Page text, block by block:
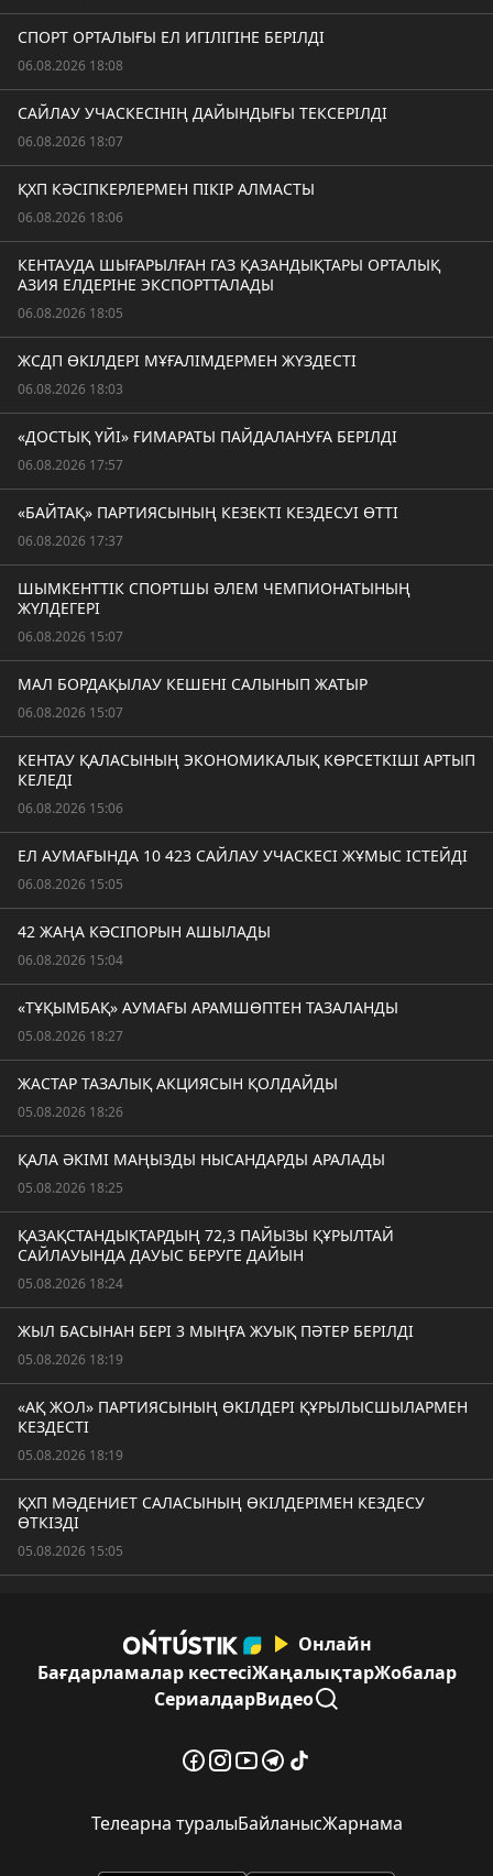
СПОРТ ОРТАЛЫҒЫ ЕЛ ИГІЛІГІНЕ БЕРІЛДІ
06.08.2026 18:08
САЙЛАУ УЧАСКЕСІНІҢ ДАЙЫНДЫҒЫ ТЕКСЕРІЛДІ
06.08.2026 18:07
ҚХП КӘСІПКЕРЛЕРМЕН ПІКІР АЛМАСТЫ
06.08.2026 18:06
КЕНТАУДА ШЫҒАРЫЛҒАН ГАЗ ҚАЗАНДЫҚТАРЫ ОРТАЛЫҚ
АЗИЯ ЕЛДЕРІНЕ ЭКСПОРТТАЛАДЫ
06.08.2026 18:05
ЖСДП ӨКІЛДЕРІ МҰҒАЛІМДЕРМЕН ЖҮЗДЕСТІ
06.08.2026 18:03
«ДОСТЫҚ ҮЙІ» ҒИМАРАТЫ ПАЙДАЛАНУҒА БЕРІЛДІ
06.08.2026 17:57
«БАЙТАҚ» ПАРТИЯСЫНЫҢ КЕЗЕКТІ КЕЗДЕСУІ ӨТТІ
06.08.2026 17:37
ШЫМКЕНТТІК СПОРТШЫ ӘЛЕМ ЧЕМПИОНАТЫНЫҢ
ЖҮЛДЕГЕРІ
06.08.2026 15:07
МАЛ БОРДАҚЫЛАУ КЕШЕНІ САЛЫНЫП ЖАТЫР
06.08.2026 15:07
КЕНТАУ ҚАЛАСЫНЫҢ ЭКОНОМИКАЛЫҚ КӨРСЕТКІШІ АРТЫП
КЕЛЕДІ
06.08.2026 15:06
ЕЛ АУМАҒЫНДА 10 423 САЙЛАУ УЧАСКЕСІ ЖҰМЫС ІСТЕЙДІ
06.08.2026 15:05
42 ЖАҢА КӘСІПОРЫН АШЫЛАДЫ
06.08.2026 15:04
«ТҰҚЫМБАҚ» АУМАҒЫ АРАМШӨПТЕН ТАЗАЛАНДЫ
05.08.2026 18:27
ЖАСТАР ТАЗАЛЫҚ АКЦИЯСЫН ҚОЛДАЙДЫ
05.08.2026 18:26
ҚАЛА ӘКІМІ МАҢЫЗДЫ НЫСАНДАРДЫ АРАЛАДЫ
05.08.2026 18:25
ҚАЗАҚСТАНДЫҚТАРДЫҢ 72,3 ПАЙЫЗЫ ҚҰРЫЛТАЙ
САЙЛАУЫНДА ДАУЫС БЕРУГЕ ДАЙЫН
05.08.2026 18:24
ЖЫЛ БАСЫНАН БЕРІ 3 МЫҢҒА ЖУЫҚ ПӘТЕР БЕРІЛДІ
05.08.2026 18:19
«АҚ ЖОЛ» ПАРТИЯСЫНЫҢ ӨКІЛДЕРІ ҚҰРЫЛЫСШЫЛАРМЕН
КЕЗДЕСТІ
05.08.2026 18:19
ҚХП МӘДЕНИЕТ САЛАСЫНЫҢ ӨКІЛДЕРІМЕН КЕЗДЕСУ
ӨТКІЗДІ
05.08.2026 15:05
Онлайн
Бағдарламалар кестесіЖаңалықтарЖобалар
СериалдарВидео
Телеарна туралыБайланысЖарнама